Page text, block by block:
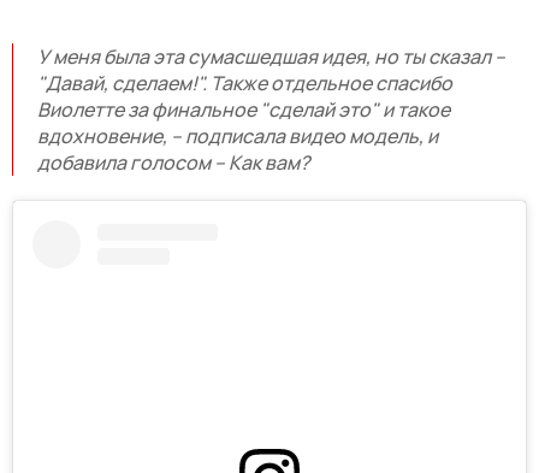
У меня была эта сумасшедшая идея, но ты сказал –
"Давай, сделаем!". Также отдельное спасибо
Виолетте за финальное "сделай это" и такое
вдохновение, – подписала видео модель, и
добавила голосом – Как вам?